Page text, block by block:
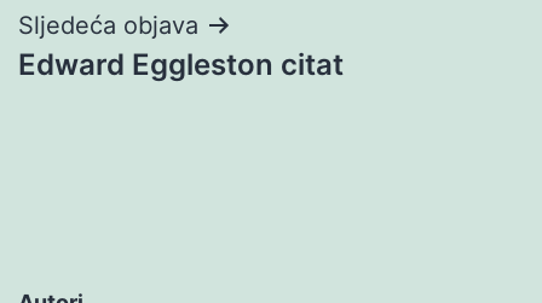
Sljedeća objava
Edward Eggleston citat